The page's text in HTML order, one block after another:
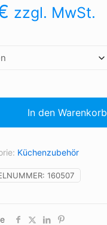
zzgl. MwSt.
In den Warenkorb
160507
Küchenzubehör